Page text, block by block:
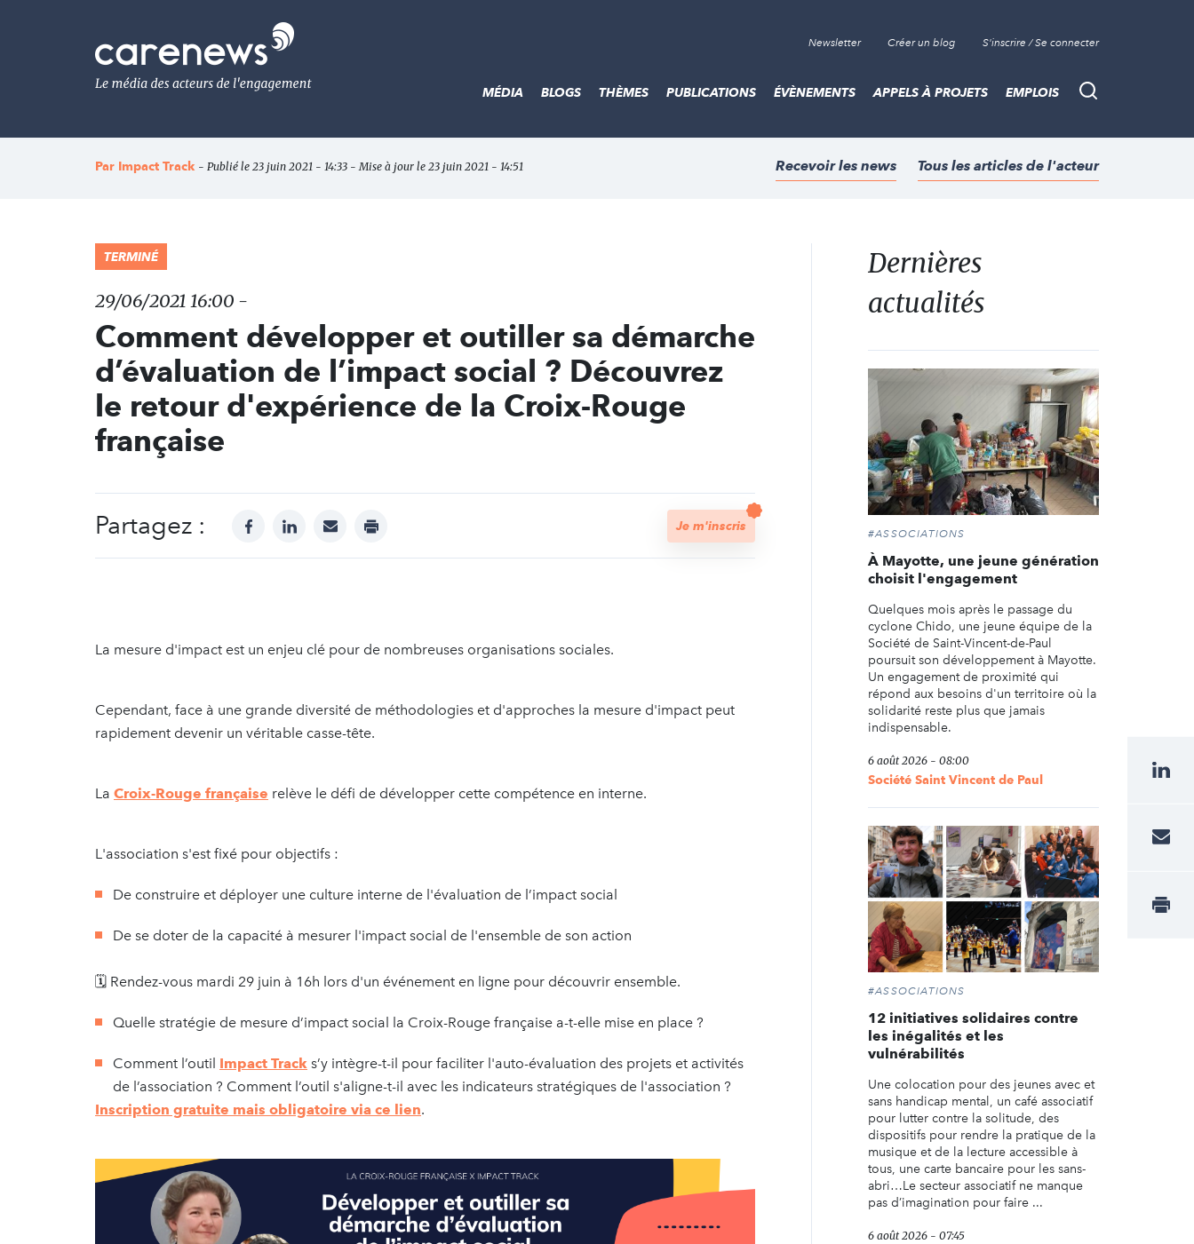
Le
média
de
l'engagement
Newsletter Créer un blog S'inscrire / Se connecter
Recherche
MÉDIA BLOGS THÈMES PUBLICATIONS ÉVÈNEMENTS APPELS À PROJETS EMPLOIS
Par Impact Track - Publié le 23 juin 2021 - 14:33 - Mise à jour le 23 juin 2021 - 14:51 Recevoir les news Tous les articles de l'acteur
TERMINÉ
29/06/2021 16:00 -
Comment développer et outiller sa démarche
d’évaluation de l’impact social ? Découvrez
le retour d'expérience de la Croix-Rouge
française
Partagez : facebooklinkedinmail print Je m'inscris
La mesure d'impact est un enjeu clé pour de nombreuses organisations sociales.
Cependant, face à une grande diversité de méthodologies et d'approches la mesure d'impact peut
rapidement devenir un véritable casse-tête.
La Croix-Rouge française relève le défi de développer cette compétence en interne.
L'association s'est fixé pour objectifs :
De construire et déployer une culture interne de l'évaluation de l’impact social
De se doter de la capacité à mesurer l'impact social de l'ensemble de son action
🗓 Rendez-vous mardi 29 juin à 16h lors d'un événement en ligne pour découvrir ensemble.
Quelle stratégie de mesure d’impact social la Croix-Rouge française a-t-elle mise en place ?
Comment l’outil Impact Track s’y intègre-t-il pour faciliter l'auto-évaluation des projets et activités
de l’association ? Comment l’outil s'aligne-t-il avec les indicateurs stratégiques de l'association ?
Inscription gratuite mais obligatoire via ce lien.
Dernières
actualités
#ASSOCIATIONS
À Mayotte, une jeune génération
choisit l'engagement
Quelques mois après le passage du
cyclone Chido, une jeune équipe de la
Société de Saint-Vincent-de-Paul
poursuit son développement à Mayotte.
Un engagement de proximité qui
répond aux besoins d'un territoire où la
solidarité reste plus que jamais
indispensable.
6 août 2026 - 08:00
Société Saint Vincent de Paul
#ASSOCIATIONS
12 initiatives solidaires contre
les inégalités et les
vulnérabilités
Une colocation pour des jeunes avec et
sans handicap mental, un café associatif
pour lutter contre la solitude, des
dispositifs pour rendre la pratique de la
musique et de la lecture accessible à
tous, une carte bancaire pour les sans-
abri…Le secteur associatif ne manque
pas d’imagination pour faire ...
6 août 2026 - 07:45